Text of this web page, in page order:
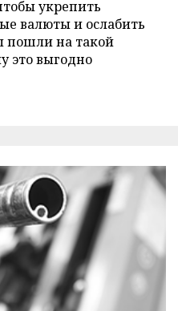
укрепить
валюты и ослабить
пошли на такой
это выгодно